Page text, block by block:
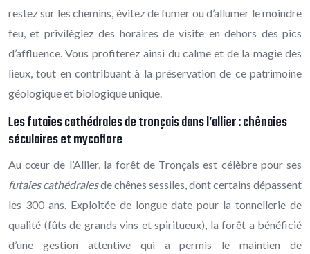
restez sur les chemins, évitez de fumer ou d’allumer le moindre
feu, et privilégiez des horaires de visite en dehors des pics
d’affluence. Vous profiterez ainsi du calme et de la magie des
lieux, tout en contribuant à la préservation de ce patrimoine
géologique et biologique unique.
Les futaies cathédrales de tronçais dans l’allier : chênaies
séculaires et mycoflore
Au cœur de l’Allier, la forêt de Tronçais est célèbre pour ses
futaies cathédralesde chênes sessiles, dont certains dépassent
les 300 ans. Exploitée de longue date pour la tonnellerie de
qualité (fûts de grands vins et spiritueux), la forêt a bénéficié
d’une gestion attentive qui a permis le maintien de